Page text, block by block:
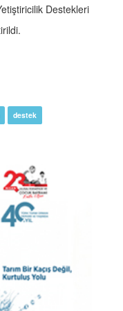
Destekleri
destek